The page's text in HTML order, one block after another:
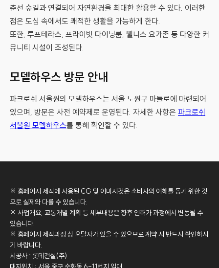
춘선 숲길과 연결되어 자연환경을 최대한 활용할 수 있다. 이러한
점은 도심 속에서도 쾌적한 생활을 가능하게 한다.
또한, 루프테라스, 프라이빗 다이닝룸, 웰니스 요가존 등 다양한 커
뮤니티 시설이 조성된다.
모델하우스 방문 안내
파크로쉬 서울원의 모델하우스는 서울 노원구 마들로에 마련되어
있으며, 방문은 사전 예약제로 운영된다. 자세한 사항은 파크로쉬
서울원 모델하우스를 통해 확인할 수 있다.
※ 홈페이지 제작에 사용된 CG 및 이미지컷은 소비자의 이해를 돕기 위한 것
으로 실제와 다를 수 있습니다.
※ 사업개요, 교통개발 계획 등 세부내용은 향후 인허가 과정에서 변동될 수
있습니다.
※ 홈페이지 제작과정 상 오탈자가 있을 수 있으므로 계약 시 반드시 확인하시
기 바랍니다.
시공사 : 롯데건설(주)